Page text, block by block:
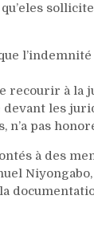
l’indemnité
recourir à la
devant les
pas
à des